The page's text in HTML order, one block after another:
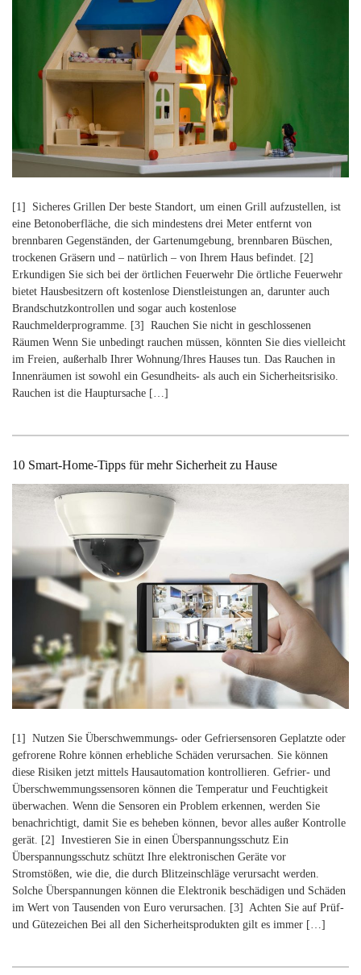
[1] Sicheres Grillen Der beste Standort, um einen Grill aufzustellen, ist
eine Betonoberfläche, die sich mindestens drei Meter entfernt von
brennbaren Gegenständen, der Gartenumgebung, brennbaren Büschen,
trockenen Gräsern und – natürlich – von Ihrem Haus befindet. [2]
Erkundigen Sie sich bei der örtlichen Feuerwehr Die örtliche Feuerwehr
bietet Hausbesitzern oft kostenlose Dienstleistungen an, darunter auch
Brandschutzkontrollen und sogar auch kostenlose
Rauchmelderprogramme. [3] Rauchen Sie nicht in geschlossenen
Räumen Wenn Sie unbedingt rauchen müssen, könnten Sie dies vielleicht
im Freien, außerhalb Ihrer Wohnung/Ihres Hauses tun. Das Rauchen in
Innenräumen ist sowohl ein Gesundheits- als auch ein Sicherheitsrisiko.
Rauchen ist die Hauptursache […]
10 Smart-Home-Tipps für mehr Sicherheit zu Hause
[1] Nutzen Sie Überschwemmungs- oder Gefriersensoren Geplatzte oder
gefrorene Rohre können erhebliche Schäden verursachen. Sie können
diese Risiken jetzt mittels Hausautomation kontrollieren. Gefrier- und
Überschwemmungssensoren können die Temperatur und Feuchtigkeit
überwachen. Wenn die Sensoren ein Problem erkennen, werden Sie
benachrichtigt, damit Sie es beheben können, bevor alles außer Kontrolle
gerät. [2] Investieren Sie in einen Überspannungsschutz Ein
Überspannungsschutz schützt Ihre elektronischen Geräte vor
Stromstößen, wie die, die durch Blitzeinschläge verursacht werden.
Solche Überspannungen können die Elektronik beschädigen und Schäden
im Wert von Tausenden von Euro verursachen. [3] Achten Sie auf Prüf-
und Gütezeichen Bei all den Sicherheitsprodukten gilt es immer […]